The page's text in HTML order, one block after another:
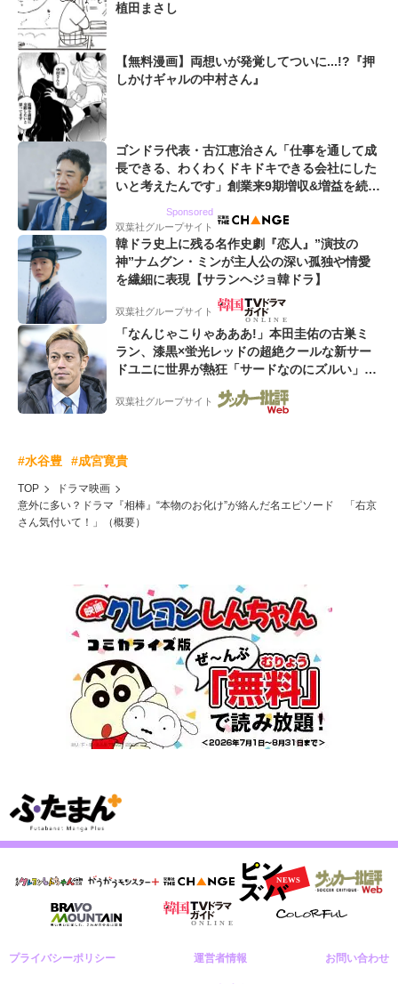
植田まさし
【無料漫画】両想いが発覚してついに...!?『押
しかけギャルの中村さん』
ゴンドラ代表・古江恵治さん「仕事を通して成
長できる、わくわくドキドキできる会社にした
いと考えたんです」創業来9期増収&増益を続け
Sponsored
双葉社グループサイト
韓ドラ史上に残る名作史劇『恋人』”演技の
神”ナムグン・ミンが主人公の深い孤独や情愛
を繊細に表現【サランヘジョ韓ドラ】
双葉社グループサイト
「なんじゃこりゃあああ!」本田圭佑の古巣ミ
ラン、漆黒×蛍光レッドの超絶クールな新サー
ドユニに世界が熱狂「サードなのにズルい」
「こりゃかっけえわ」
双葉社グループサイト
#水谷豊 #成宮寛貴
TOP
ドラマ映画
意外に多い？ドラマ『相棒』“本物のお化け”が絡んだ名エピソード 「右京
さん気付いて！」（概要）
プライバシーポリシー 運営者情報 お問い合わせ